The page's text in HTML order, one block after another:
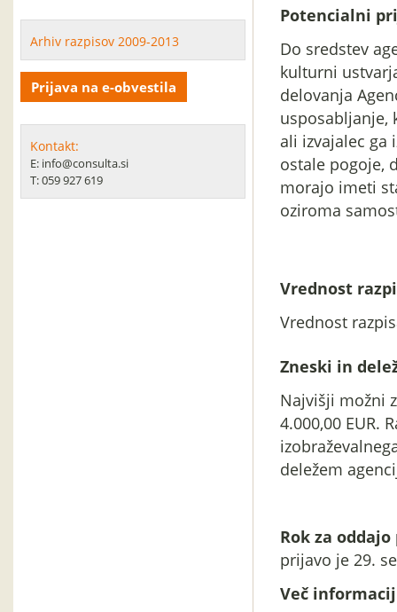
Arhiv razpisov 2009-2013
Prijava na e-obvestila
Kontakt:
E: info@consulta.si
T: 059 927 619
Potencialni
Do sredstev
kulturni
delovanja
usposabljanje,
ali izvajalec ga
ostale pogoje,
morajo imeti
oziroma
Vrednost
Vrednost
Zneski in
Najvišji možni
4.000,00 EUR.
deležem
Rok za
prijavo je 29.
Več